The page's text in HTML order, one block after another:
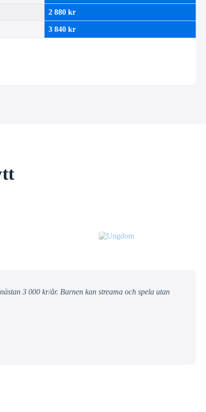
2 880 kr
3 840 kr
3 000 kr/år. Barnen kan streama och spela utan